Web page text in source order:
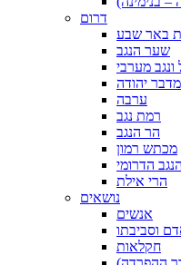
דרום
באר שבע
שער הנגב
מערבי
יהודה
ערבה
רמת נגב
הר הנגב
מכתש רמון
הנגב הדרומי
הרי אילת
נושאים
אנשים
וסביבתו
חקלאות